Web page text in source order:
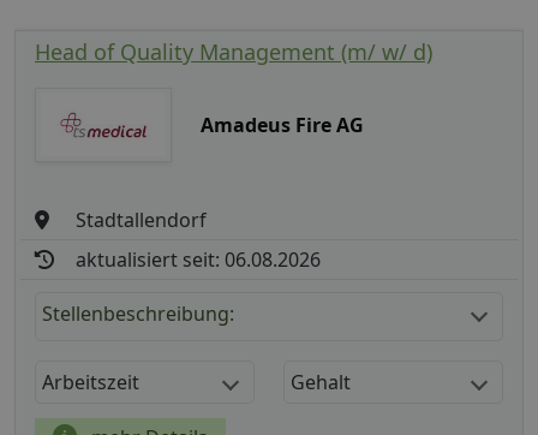
Head of Quality Management (m/ w/ d)
Amadeus Fire AG
Stadtallendorf
aktualisiert seit: 06.08.2026
Stellenbeschreibung:
Arbeitszeit Gehalt